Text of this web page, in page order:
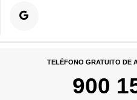
TELÉFONO GRATUITO DE
900